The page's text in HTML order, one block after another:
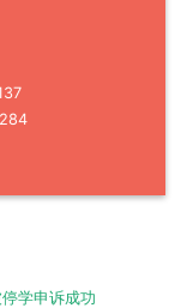
学申诉成功